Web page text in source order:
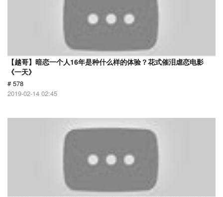
【越哥】暗恋一个人16年是种什么样的体验？花式催泪虐恋电影
《一天》
# 578
2019-02-14 02:45